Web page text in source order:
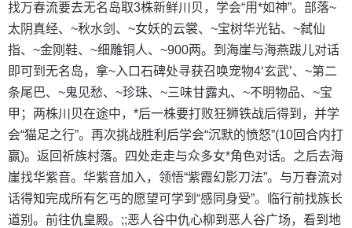
找万春流要去无名岛取3株新鲜川贝，学会“用*如神”。部落~
太阴真经、~秋水剑、~女妖的云裳、~宝树华光钻、~弑仙
指、~金刚鞋、~细雕铜人、~900两。到海崖与海燕跋儿对话
即可到无名岛，拿~入口石碑处寻获召唤宠物4‘玄武’、~第二
条尾巴、~鬼见愁、~珍珠、~三味甘露丸、~不明物品、~宝
甲；两株川贝在途中，*后一株要打败狂狮铁战后得到，并学
会“猫足之行”。再次挑战胜利后学会“沉默的愤怒”(10回合内打
赢)。返回祈族村落。四处走走与众多女*角色对话。之后去海
崖找华紫音。华紫音加入，领悟“紫霞幻影刀法”。与万春流对
话得知完成所有乞丐的愿望可学到“感同身受”。临行前找族长
道别。前往仇皇殿。;;恶人谷中仇心柳到恶人谷广场，看到地